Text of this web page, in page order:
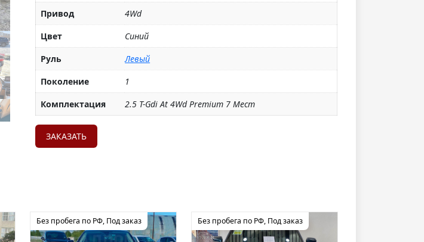
Привод
4Wd
Цвет
Синий
Руль
Левый
Поколение
1
Комплектация
2.5 T-Gdi At 4Wd Premium 7 Мест
ЗАКАЗАТЬ
Без пробега по РФ, Под заказ Без пробега по РФ, Под заказ